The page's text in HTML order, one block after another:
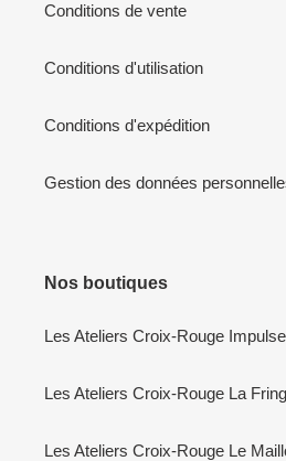
Conditions de vente
Conditions d'utilisation
Conditions d'expédition
Gestion des données
Nos boutiques
Les Ateliers Croix-Rouge
Les Ateliers Croix-Rouge La
Les Ateliers Croix-Rouge Le